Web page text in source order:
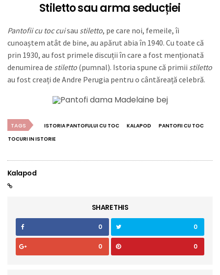
Stiletto sau arma seducției
Pantofii cu toc cuisau stiletto, pe care noi, femeile, îi
cunoaștem atât de bine, au apărut abia în 1940. Cu toate că
prin 1930, au fost primele discuții în care a fost menționată
denumirea de stiletto (pumnal). Istoria spune că primii stiletto
au fost creați de Andre Perugia pentru o cântăreață celebră.
TAGS ISTORIA PANTOFULUI CU TOC KALAPOD
PANTOFII CU TOC
TOCURI IN ISTORIE
Kalapod
SHARE THIS
0 0
0 0